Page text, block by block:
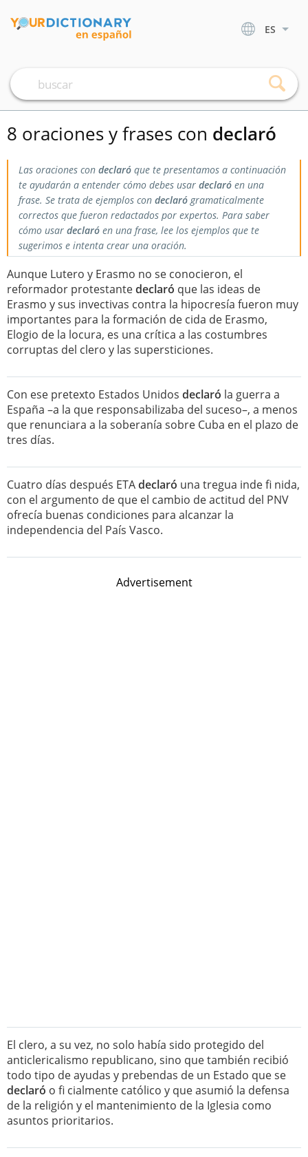
ES
8 oraciones y frases con declaró
Las oraciones con declaró que te presentamos a continuación
te ayudarán a entender cómo debes usar declaró en una
frase. Se trata de ejemplos con declarógramaticalmente
correctos que fueron redactados por expertos. Para saber
cómo usar declaró en una frase, lee los ejemplos que te
sugerimos e intenta crear una oración.
Aunque Lutero y Erasmo no se conocieron, el
reformador protestantedeclaró que las ideas de
Erasmo y sus invectivas contra la hipocresía fueron muy
importantes para la formación de cida de Erasmo,
Elogio de la locura, es una crítica a las costumbres
corruptas del clero y las supersticiones.
Con ese pretexto Estados Unidos declaró la guerra a
España –a la que responsabilizaba del suceso–, a menos
que renunciara a la soberanía sobre Cuba en el plazo de
tres días.
Cuatro días después ETAdeclaró una tregua inde fi nida,
con el argumento de que el cambio de actitud del PNV
ofrecía buenas condiciones para alcanzar la
independencia del País Vasco.
Advertisement
El clero, a su vez, no solo había sido protegido del
anticlericalismo republicano, sino que también recibió
todo tipo de ayudas y prebendas de un Estado que se
declaró o fi cialmente católico y que asumió la defensa
de la religión y el mantenimiento de la Iglesia como
asuntos prioritarios.